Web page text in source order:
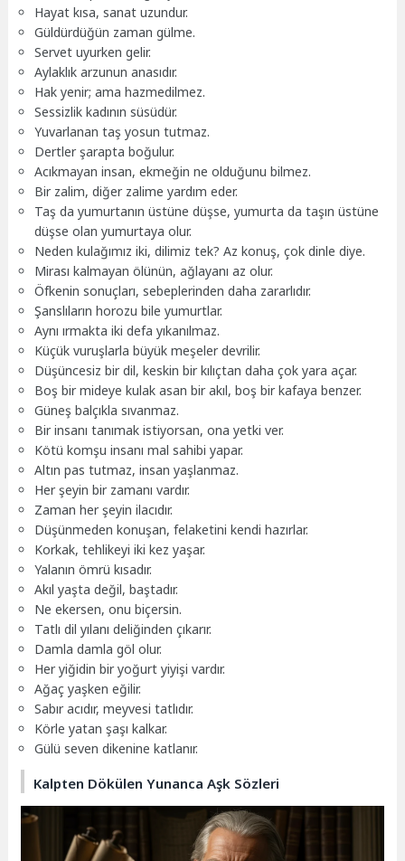
Hayat kısa, sanat uzundur.
Güldürdüğün zaman gülme.
Servet uyurken gelir.
Aylaklık arzunun anasıdır.
Hak yenir; ama hazmedilmez.
Sessizlik kadının süsüdür.
Yuvarlanan taş yosun tutmaz.
Dertler şarapta boğulur.
Acıkmayan insan, ekmeğin ne olduğunu bilmez.
Bir zalim, diğer zalime yardım eder.
Taş da yumurtanın üstüne düşse, yumurta da taşın üstüne
düşse olan yumurtaya olur.
Neden kulağımız iki, dilimiz tek? Az konuş, çok dinle diye.
Mirası kalmayan ölünün, ağlayanı az olur.
Öfkenin sonuçları, sebeplerinden daha zararlıdır.
Şanslıların horozu bile yumurtlar.
Aynı ırmakta iki defa yıkanılmaz.
Küçük vuruşlarla büyük meşeler devrilir.
Düşüncesiz bir dil, keskin bir kılıçtan daha çok yara açar.
Boş bir mideye kulak asan bir akıl, boş bir kafaya benzer.
Güneş balçıkla sıvanmaz.
Bir insanı tanımak istiyorsan, ona yetki ver.
Kötü komşu insanı mal sahibi yapar.
Altın pas tutmaz, insan yaşlanmaz.
Her şeyin bir zamanı vardır.
Zaman her şeyin ilacıdır.
Düşünmeden konuşan, felaketini kendi hazırlar.
Korkak, tehlikeyi iki kez yaşar.
Yalanın ömrü kısadır.
Akıl yaşta değil, baştadır.
Ne ekersen, onu biçersin.
Tatlı dil yılanı deliğinden çıkarır.
Damla damla göl olur.
Her yiğidin bir yoğurt yiyişi vardır.
Ağaç yaşken eğilir.
Sabır acıdır, meyvesi tatlıdır.
Körle yatan şaşı kalkar.
Gülü seven dikenine katlanır.
Kalpten Dökülen Yunanca Aşk Sözleri